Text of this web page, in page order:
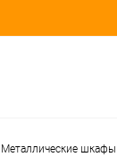
Металлические шкафы